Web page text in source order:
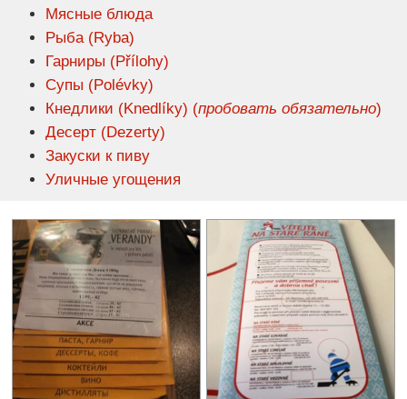
Мясные блюда
Рыба (Ryba)
Гарниры (Přílohy)
Супы (Polévky)
Кнедлики (Knedlíky) (пробовать обязательно)
Десерт (Dezerty)
Закуски к пиву
Уличные угощения